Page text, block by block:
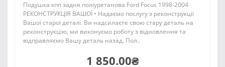
Подушка кпп задня поліуретанова Ford Focus 1998-2004
РЕКОНСТРУКЦІЯ ВАШОЇ • Надаємо послугу з реконструкції
Вашої старої деталі. Ви надсилаєте свою стару деталь на
реконструкцію, ми виконуємо роботу з відновлення та
відправляємо Вашу деталь назад. Пол..
1 850.00₴